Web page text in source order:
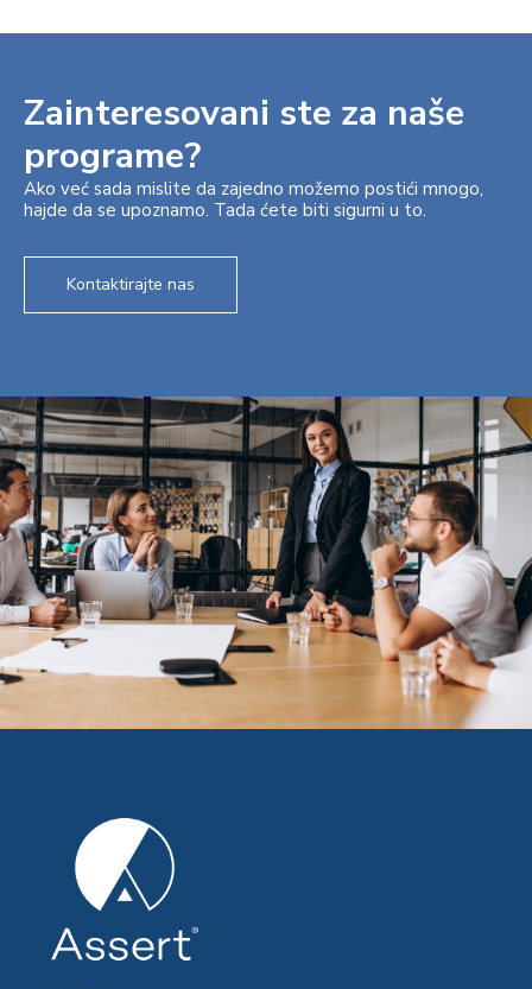
Zainteresovani ste za naše
programe?
Ako već sada mislite da zajedno možemo postići mnogo,
hajde da se upoznamo. Tada ćete biti sigurni u to.
Kontaktirajte nas